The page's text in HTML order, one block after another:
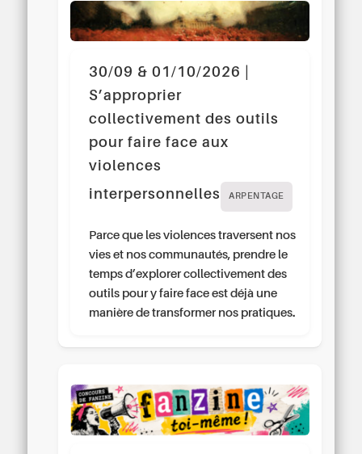
30/09 & 01/10/2026 |
S’approprier
collectivement des outils
pour faire face aux
violences
interpersonnelles
ARPENTAGE
Parce que les violences traversent nos
vies et nos communautés, prendre le
temps d’explorer collectivement des
outils pour y faire face est déjà une
manière de transformer nos pratiques.